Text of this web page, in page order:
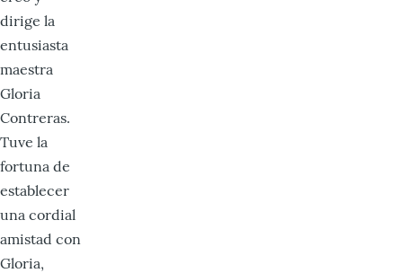
dirige la
entusiasta
maestra
Gloria
Contreras.
Tuve la
fortuna de
establecer
una cordial
amistad con
Gloria,